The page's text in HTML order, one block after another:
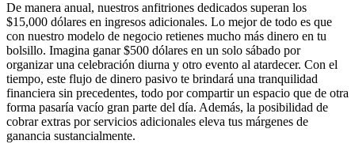
De manera anual, nuestros anfitriones dedicados superan los
$15,000 dólares en ingresos adicionales. Lo mejor de todo es que
con nuestro modelo de negocio retienes mucho más dinero en tu
bolsillo. Imagina ganar $500 dólares en un solo sábado por
organizar una celebración diurna y otro evento al atardecer. Con el
tiempo, este flujo de dinero pasivo te brindará una tranquilidad
financiera sin precedentes, todo por compartir un espacio que de otra
forma pasaría vacío gran parte del día. Además, la posibilidad de
cobrar extras por servicios adicionales eleva tus márgenes de
ganancia sustancialmente.